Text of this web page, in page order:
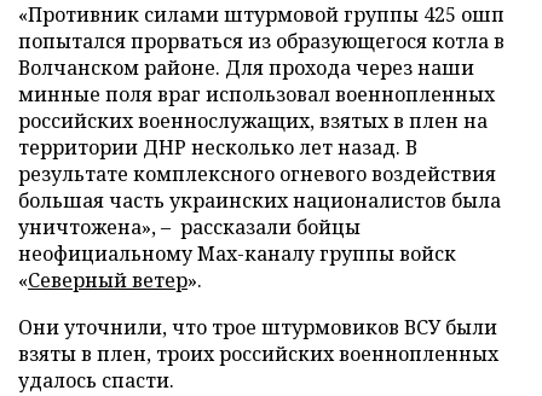
«Противник силами штурмовой группы 425 ошп
попытался прорваться из образующегося котла в
Волчанском районе. Для прохода через наши
минные поля враг использовал военнопленных
российских военнослужащих, взятых в плен на
территории ДНР несколько лет назад. В
результате комплексного огневого воздействия
большая часть украинских националистов была
уничтожена», – рассказали бойцы
неофициальному Max-каналу группы войск
«Северный ветер».
Они уточнили, что трое штурмовиков ВСУ были
взяты в плен, троих российских военнопленных
удалось спасти.